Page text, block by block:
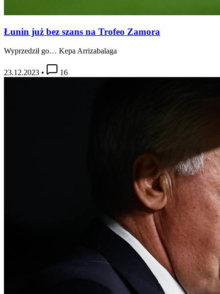
Łunin już bez szans na Trofeo Zamora
Wyprzedził go… Kepa Arrizabalaga
23.12.2023 • 16